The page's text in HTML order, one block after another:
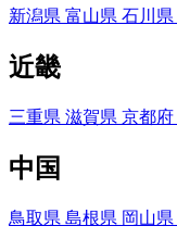
新潟県 富山県 石川県
近畿
三重県 滋賀県 京都府
中国
鳥取県 島根県 岡山県